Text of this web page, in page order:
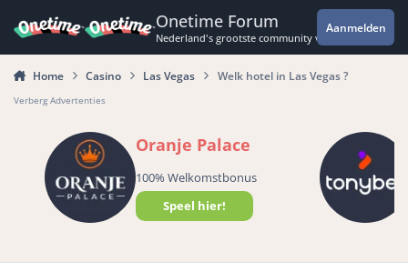
Onetime Forum
Nederland's grootste community voor de
Aanmelden
Home Casino Las Vegas Welk hotel in Las Vegas ?
Verberg Advertenties
Oranje Palace
100% Welkomstbonus
Speel hier!